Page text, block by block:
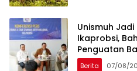
Unismuh Jadi
Ikaprobsi,
Penguatan
Global
Berita 07/08/